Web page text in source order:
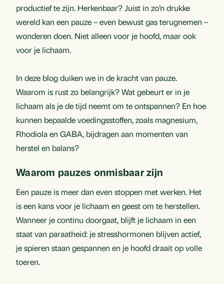
productief te zijn. Herkenbaar? Juist in zo’n drukke
wereld kan een pauze – even bewust gas terugnemen –
wonderen doen. Niet alleen voor je hoofd, maar ook
voor je lichaam.
In deze blog duiken we in de kracht van pauze.
Waarom is rust zo belangrijk? Wat gebeurt er in je
lichaam als je de tijd neemt om te ontspannen? En hoe
kunnen bepaalde voedingsstoffen, zoals magnesium,
Rhodiola en GABA, bijdragen aan momenten van
herstel en balans?
Waarom pauzes onmisbaar zijn
Een pauze is meer dan even stoppen met werken. Het
is een kans voor je lichaam en geest om te herstellen.
Wanneer je continu doorgaat, blijft je lichaam in een
staat van paraatheid: je stresshormonen blijven actief,
je spieren staan gespannen en je hoofd draait op volle
toeren.